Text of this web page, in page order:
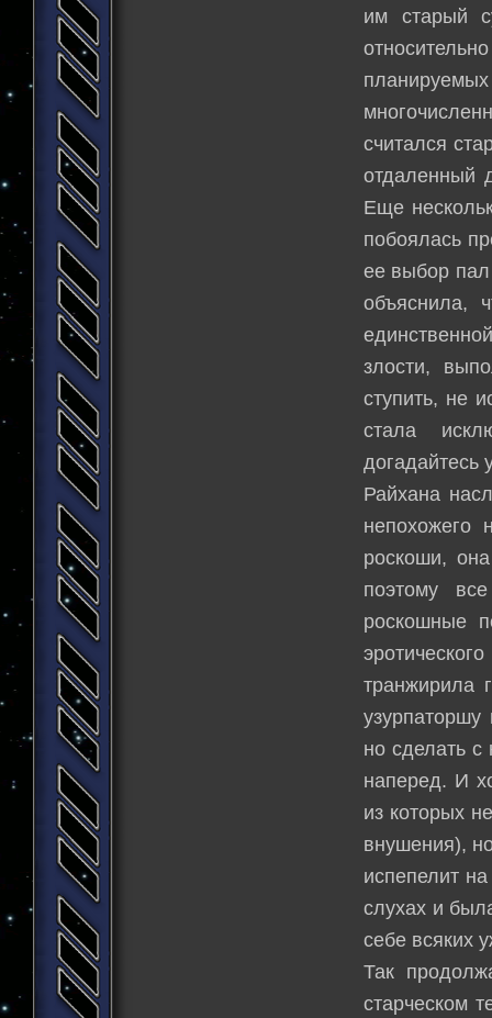
им старый
считался
отдаленный
Еще
побоялась
ее выбор пал
объяснила,
злости,
ступить, не
стала
догадайтесь
Райхана
непохожего
роскоши,
поэтому
роскошные
транжирила
но сделать с
наперед. И
из которых
внушения),
испепелит
слухах и
себе всяких
Так
старческом